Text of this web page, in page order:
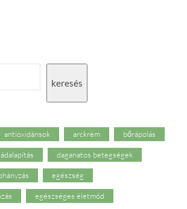
keresés
antioxidánsok arckrém bőrápolás
daganatos betegségek
egészség
egészséges életmód